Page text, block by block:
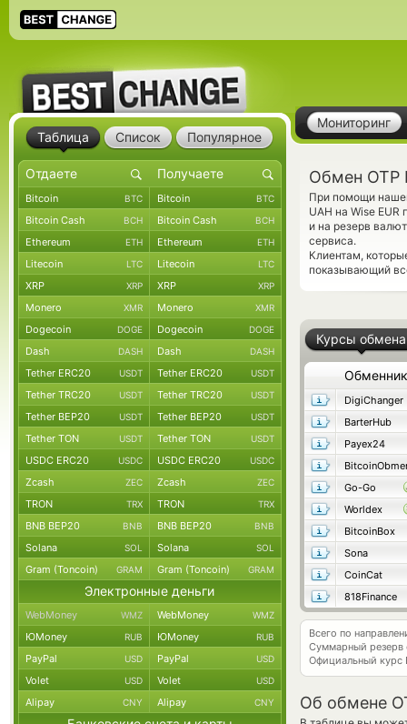
Мониторинг
Обмен OTP
При помощи
UAH на Wise
и на резерв
сервиса.
Клиентам,
показывающий
Курсы обмена
Обменник
DigiChanger
BarterHub
Payex24
Go-Go
Worldex
BitcoinBox
Sona
CoinCat
818Finance
Всего по
Суммарный резерв
Официальный курс
Об обмене
Таблица Список Популярное
Bitcoin BTC Bitcoin BTC
Bitcoin Cash BCH Bitcoin Cash BCH
Ethereum ETH Ethereum ETH
Litecoin LTC Litecoin LTC
XRP XRP XRP XRP
Monero XMR Monero XMR
Dogecoin DOGE Dogecoin DOGE
Dash DASH Dash DASH
Tether ERC20 USDT Tether ERC20 USDT
Tether TRC20 USDT Tether TRC20 USDT
Tether BEP20 USDT Tether BEP20 USDT
Tether TON USDT Tether TON USDT
USDC ERC20 USDC USDC ERC20 USDC
Zcash ZEC Zcash ZEC
TRON TRX TRON TRX
BNB BEP20 BNB BNB BEP20 BNB
Solana SOL Solana SOL
Gram (Toncoin) GRAM Gram (Toncoin) GRAM
Электронные деньги
WebMoney WMZ WebMoney WMZ
ЮMoney RUB ЮMoney RUB
PayPal USD PayPal USD
Volet USD Volet USD
Alipay CNY Alipay CNY